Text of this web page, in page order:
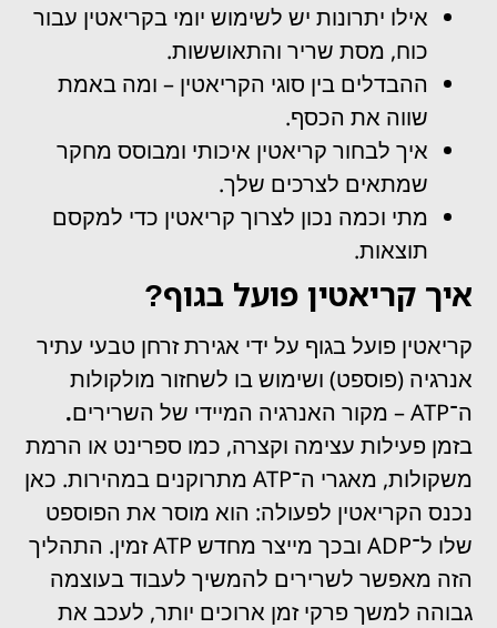
אילו יתרונות יש לשימוש יומי בקריאטין עבור
כוח, מסת שריר והתאוששות.
ההבדלים בין סוגי הקריאטין – ומה באמת
שווה את הכסף.
איך לבחור קריאטין איכותי ומבוסס מחקר
שמתאים לצרכים שלך.
מתי וכמה נכון לצרוך קריאטין כדי למקסם
תוצאות.
איך קריאטין פועל בגוף?
קריאטין פועל בגוף על ידי אגירת זרחן טבעי עתיר
אנרגיה (פוספט) ושימוש בו לשחזור מולקולות
ה־ATP – מקור האנרגיה המיידי של השרירים
.
בזמן פעילות עצימה וקצרה, כמו ספרינט או הרמת
משקולות, מאגרי ה־ATP מתרוקנים במהירות. כאן
נכנס הקריאטין לפעולה: הוא מוסר את הפוספט
שלו ל־ADP ובכך מייצר מחדש ATP זמין. התהליך
הזה מאפשר לשרירים להמשיך לעבוד בעוצמה
גבוהה למשך פרקי זמן ארוכים יותר, לעכב את